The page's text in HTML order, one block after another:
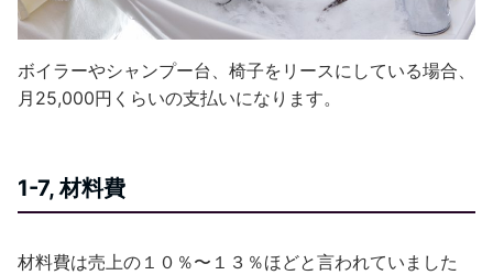
ボイラーやシャンプー台、椅子をリースにしている場合、
月25,000円くらいの支払いになります。
1-7, 材料費
材料費は売上の１０％〜１３％ほどと言われていました